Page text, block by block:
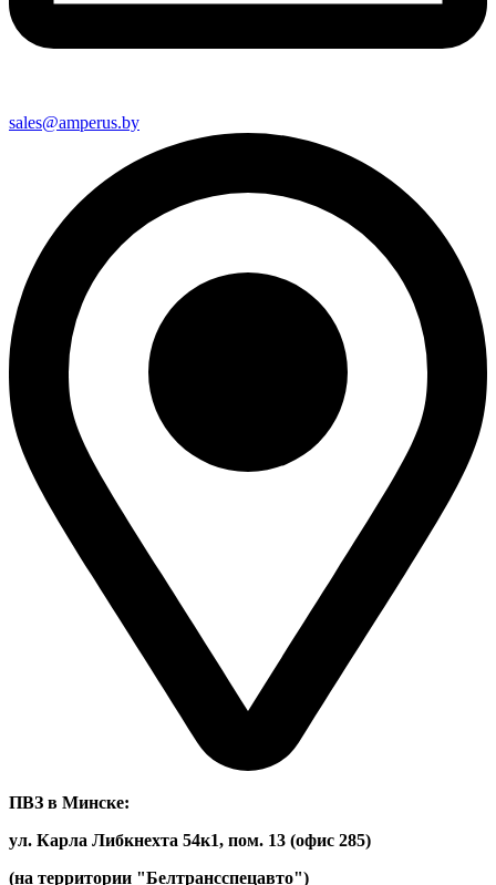
sales@amperus.by
ПВЗ в Минске:
ул. Карла Либкнехта 54к1, пом. 13 (офис 285)
(на территории "Белтрансспецавто")